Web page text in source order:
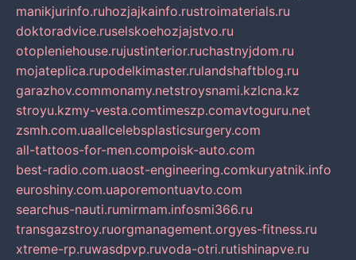
manikjurinfo.ruhozjajkainfo.rustroimaterials.ru
doktoradvice.ruselskoehozjajstvo.ru
otopleniehouse.rujustinterior.ruchastnyjdom.ru
mojateplica.rupodelkimaster.rulandshaftblog.ru
garazhov.commonamy.netstroysnami.kzlcna.kz
stroyu.kzmy-vesta.comtimeszp.comavtoguru.net
zsmh.com.uaallcelebsplasticsurgery.com
all-tattoos-for-men.compoisk-auto.com
best-radio.com.uaost-engineering.comkuryatnik.info
euroshiny.com.uaporemontuavto.com
searchus-nauti.rumirmam.infosmi366.ru
transgazstroy.ruorgmanagement.orgyes-fitness.ru
xtreme-rp.ruwasdpvp.ruvoda-otri.rutishinapve.ru